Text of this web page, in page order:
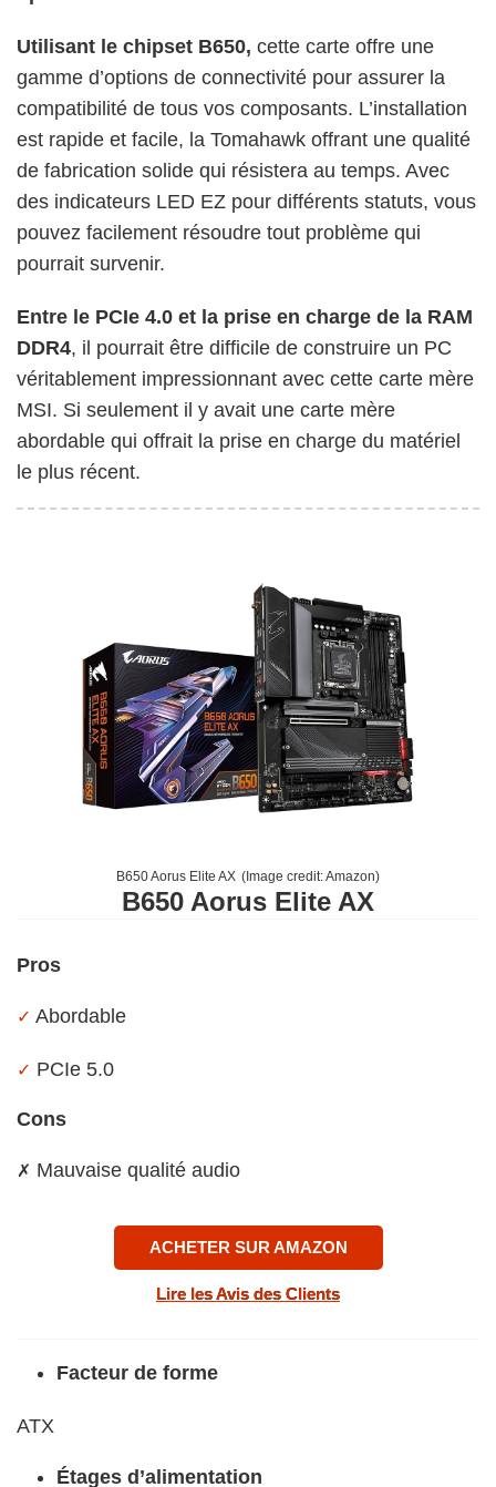
Utilisant le chipset B650, cette carte offre une
gamme d’options de connectivité pour assurer la
compatibilité de tous vos composants. L’installation
est rapide et facile, la Tomahawk offrant une qualité
de fabrication solide qui résistera au temps. Avec
des indicateurs LED EZ pour différents statuts, vous
pouvez facilement résoudre tout problème qui
pourrait survenir.
Entre le PCIe 4.0 et la prise en charge de la RAM
DDR4, il pourrait être difficile de construire un PC
véritablement impressionnant avec cette carte mère
MSI. Si seulement il y avait une carte mère
abordable qui offrait la prise en charge du matériel
le plus récent.
B650 Aorus Elite AX (Image credit:Amazon)
B650 Aorus Elite AX
Pros
✓ Abordable
✓ PCIe 5.0
Cons
✗ Mauvaise qualité audio
ACHETER SUR AMAZON
Lire les Avis des Clients
Facteur de forme
ATX
Étages d’alimentation